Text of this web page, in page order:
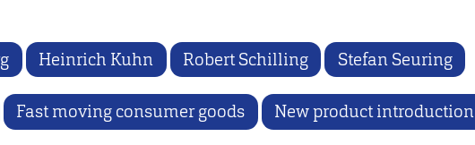
Heinrich Kuhn Robert Schilling Stefan Seuring
Fast moving consumer goods New product introduction